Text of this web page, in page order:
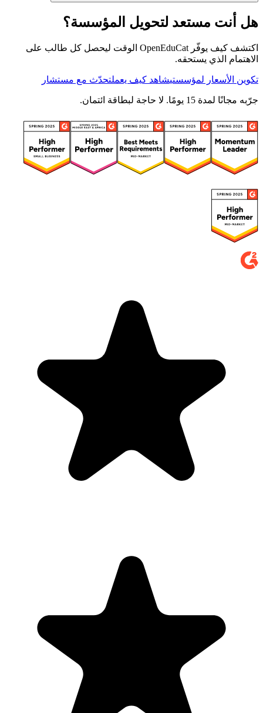
هل أنت مستعد لتحويل المؤسسة؟
اكتشف كيف يوفّر OpenEduCat الوقت ليحصل كل طالب على
الاهتمام الذي يستحقه.
تكوين الأسعار لمؤسستيشاهد كيف يعملتحدّث مع مستشار
جرّبه مجانًا لمدة 15 يومًا. لا حاجة لبطاقة ائتمان.